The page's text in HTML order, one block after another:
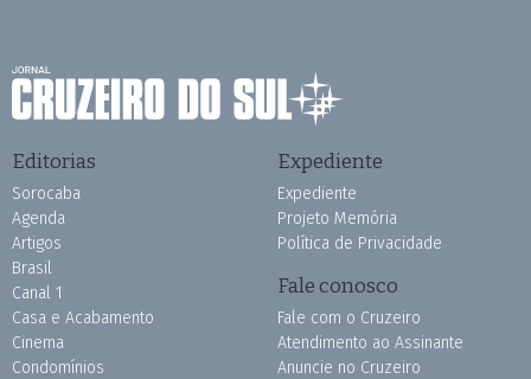
Editorias
Sorocaba
Agenda
Artigos
Brasil
Canal 1
Casa e Acabamento
Cinema
Condomínios
Expediente
Expediente
Projeto Memória
Política de Privacidade
Fale conosco
Fale com o Cruzeiro
Atendimento ao Assinante
Anuncie no Cruzeiro